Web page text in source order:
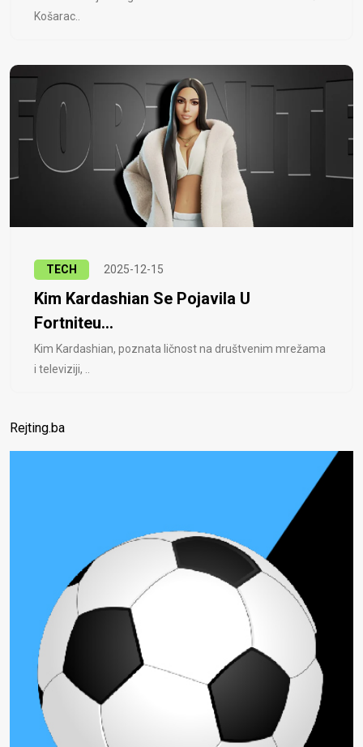
Košarac..
TECH 2025-12-15
Kim Kardashian Se Pojavila U
Fortniteu...
Kim Kardashian, poznata ličnost na društvenim mrežama
i televiziji, ..
Rejting.ba